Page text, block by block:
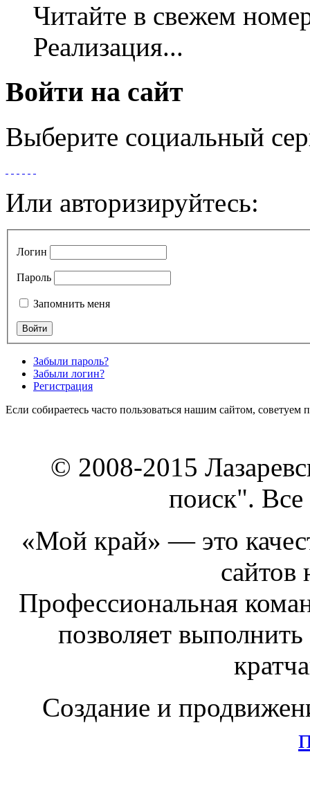
Читайте в свежем
Реализация...
Войти на сайт
Выберите социальный
Или авторизируйтесь:
Логин
Пароль
Запомнить меня
Забыли пароль?
Забыли логин?
Регистрация
Если собираетесь часто пользоваться нашим сайтом, советуем
© 2008-2015
поиск".
«Мой край» — это
сайтов
Профессиональная
позволяет
Создание и